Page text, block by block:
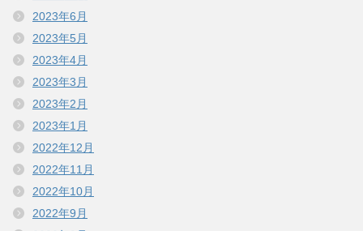
2023年6月
2023年5月
2023年4月
2023年3月
2023年2月
2023年1月
2022年12月
2022年11月
2022年10月
2022年9月